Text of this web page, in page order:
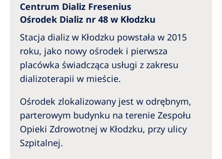
Philippines
North America
United States of America
Global Website
Centrum Dializ Fresenius
Ośrodek Dializ nr 48 w Kłodzku
Stacja dializ w Kłodzku powstała w 2015
roku, jako nowy ośrodek i pierwsza
placówka świadcząca usługi z zakresu
dializoterapii w mieście.
Ośrodek zlokalizowany jest w odrębnym,
parterowym budynku na terenie Zespołu
Opieki Zdrowotnej w Kłodzku, przy ulicy
Szpitalnej.